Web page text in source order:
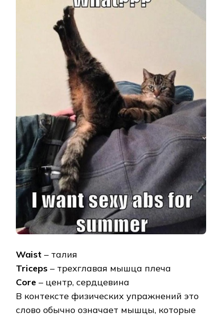
Waist – талия
Triceps – трехглавая мышца плеча
Сore – центр, сердцевина
В контексте физических упражнений это
слово обычно означает мышцы, которые